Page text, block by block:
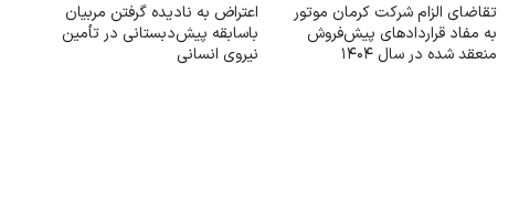
تقاضای الزام شرکت کرمان موتور
به مفاد قراردادهای پیش‌فروش
منعقد شده در سال ۱۴۰۴
اعتراض به نادیده گرفتن مربیان
باسابقه پیش‌دبستانی در تأمین
نیروی انسانی